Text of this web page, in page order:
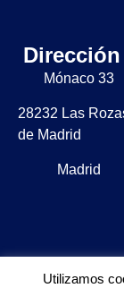
Dirección
Mónaco 33
28232 Las
de Madrid
Madrid
Utilizamos